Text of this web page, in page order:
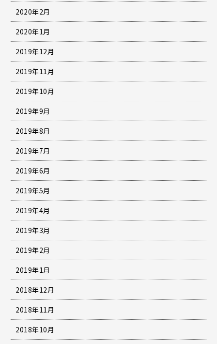
2020年2月
2020年1月
2019年12月
2019年11月
2019年10月
2019年9月
2019年8月
2019年7月
2019年6月
2019年5月
2019年4月
2019年3月
2019年2月
2019年1月
2018年12月
2018年11月
2018年10月